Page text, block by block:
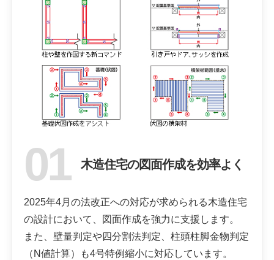
木造住宅の図面作成を効率よく
2025年4月の法改正への対応が求められる木造住宅
の設計において、図面作成を強力に支援します。
また、壁量判定や四分割法判定、柱頭柱脚金物判定
（N値計算）も4号特例縮小に対応しています。